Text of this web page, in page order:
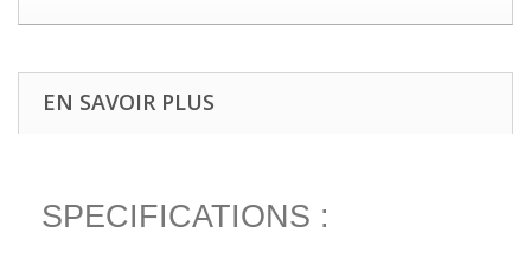
EN SAVOIR PLUS
SPECIFICATIONS :